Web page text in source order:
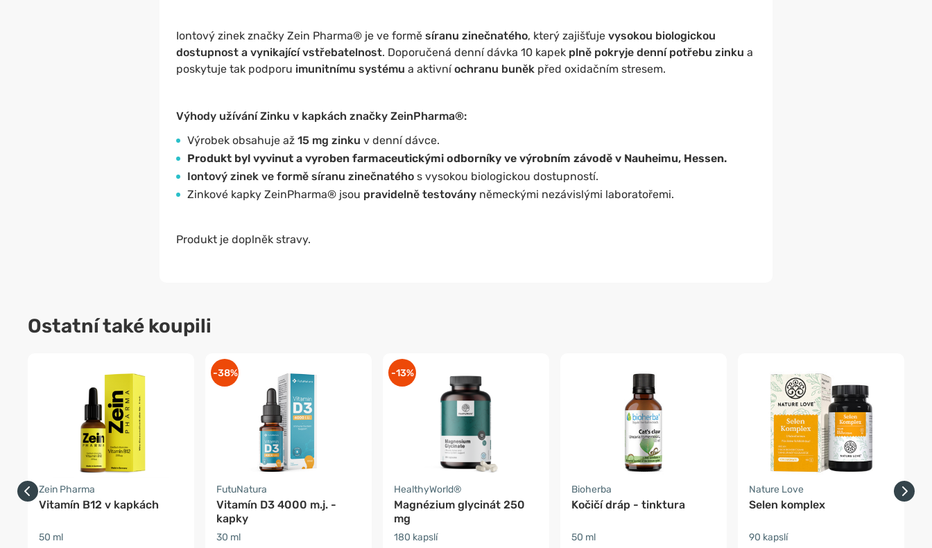
Iontový zinek značky Zein Pharma® je ve formě síranu zinečnatého, který zajišťuje vysokou biologickou
dostupnost a vynikající vstřebatelnost. Doporučená denní dávka 10 kapek plně pokryje denní potřebu zinku a
poskytuje tak podporu imunitnímu systému a aktivníochranu buněkpřed oxidačním stresem.
Výhody užívání Zinku v kapkách značky ZeinPharma®:
Výrobek obsahuje až 15 mg zinku v denní dávce.
Produkt byl vyvinut a vyroben farmaceutickými odborníky ve výrobním závodě v Nauheimu, Hessen.
Iontový zinek ve formě síranu zinečnatéhos vysokou biologickou dostupností.
Zinkové kapky ZeinPharma® jsou pravidelně testoványněmeckými nezávislými laboratořemi.
Produkt je doplněk stravy.
Ostatní také koupili
Zein Pharma
Vitamín B12 v kapkách
50 ml
-38%
FutuNatura
Vitamín D3 4000 m.j. -
kapky
30 ml
-13%
HealthyWorld®
Magnézium glycinát 250
mg
180 kapslí
Bioherba
Kočičí dráp - tinktura
50 ml
Nature Love
Selen komplex
90 kapslí